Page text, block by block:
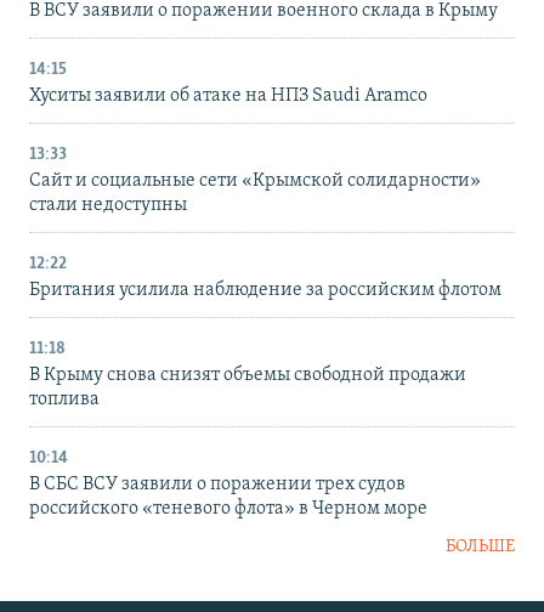
В ВСУ заявили о поражении военного склада в Крыму
14:15
Хуситы заявили об атаке на НПЗ Saudi Aramco
13:33
Сайт и социальные сети «Крымской солидарности»
стали недоступны
12:22
Британия усилила наблюдение за российским флотом
11:18
В Крыму снова снизят объемы свободной продажи
топлива
10:14
В СБС ВСУ заявили о поражении трех судов
российского «теневого флота» в Черном море
БОЛЬШЕ